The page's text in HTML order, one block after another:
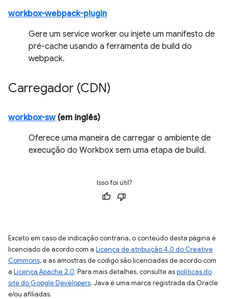
workbox-webpack-plugin
Gere um service worker ou injete um manifesto de
pré-cache usando a ferramenta de build do
webpack.
Carregador (CDN)
workbox-sw(em inglês)
Oferece uma maneira de carregar o ambiente de
execução do Workbox sem uma etapa de build.
Isso foi útil?
Exceto em caso de indicação contrária, o conteúdo desta página é
licenciado de acordo com a Licença de atribuição 4.0 do Creative
Commons, e as amostras de código são licenciadas de acordo com
a Licença Apache 2.0. Para mais detalhes, consulte aspolíticas do
site do Google Developers. Java é uma marca registrada da Oracle
e/ou afiliadas.